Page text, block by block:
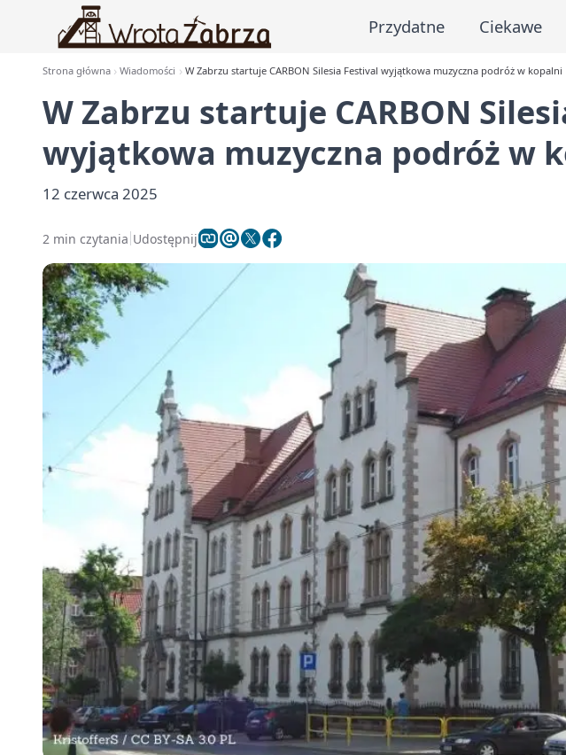
Przydatne Ciekawe
Strona główna Wiadomości W Zabrzu startuje CARBON Silesia Festival wyjątkowa muzyczna podróż w kopalni
W Zabrzu startuje CARBON
wyjątkowa muzyczna podróż w
12 czerwca 2025
2 min czytania Udostępnij